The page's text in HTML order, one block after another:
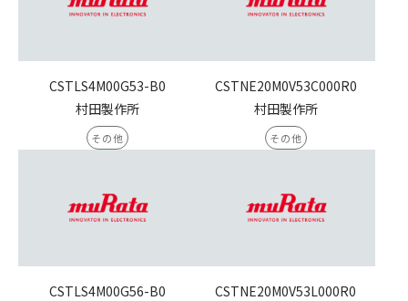
CSTLS4M00G53-B0
村田製作所
その他
CSTNE20M0V53C000R0
村田製作所
その他
CSTLS4M00G56-B0
CSTNE20M0V53L000R0